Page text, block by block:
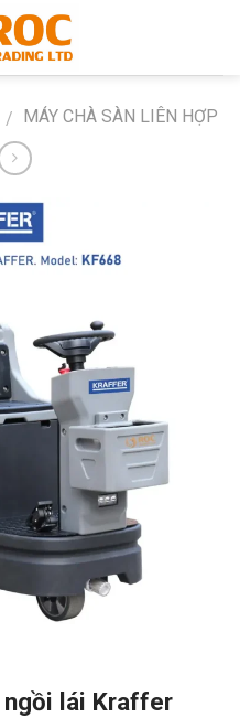
/ MÁY CHÀ SÀN LIÊN HỢP
ngồi lái Kraffer